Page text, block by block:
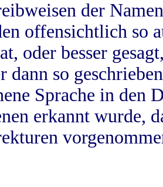
der
offensichtlich so
oder besser
dann so
Sprache in
erkannt wurde,